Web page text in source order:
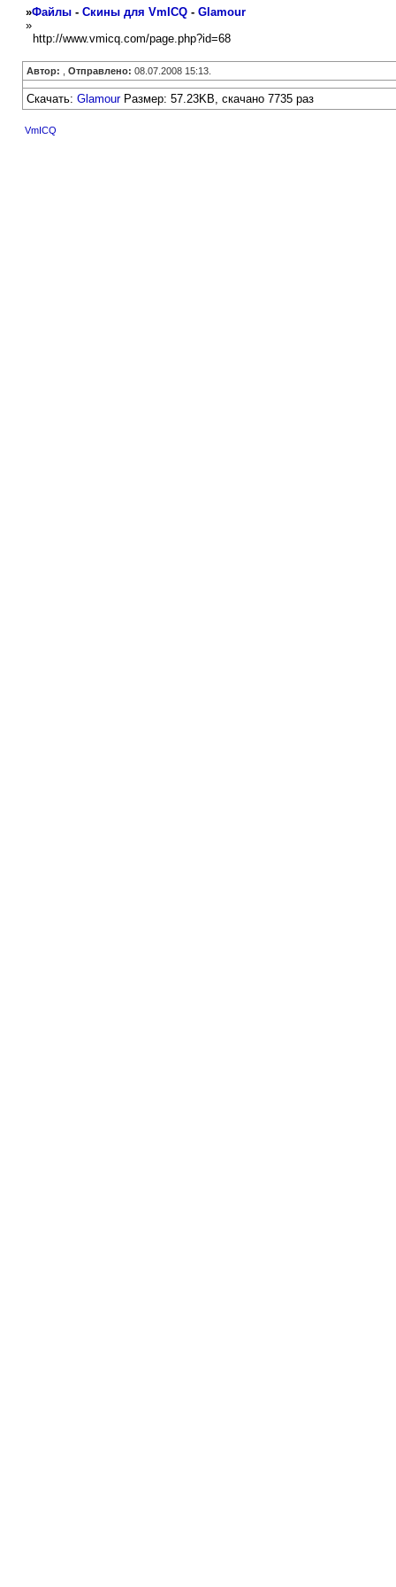
»Файлы- Скины для VmICQ- Glamour
»
http://www.vmicq.com/page.php?id=68
Автор: Отправлено: 08.07.2008 15:13.
Скачать: GlamourРазмер: 57.23KB, скачано 7735 раз
VmICQ